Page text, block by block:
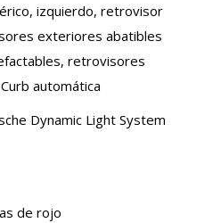
izquierdo, retrovisor
exteriores abatibles
retrovisores
automática
Dynamic Light System
de rojo